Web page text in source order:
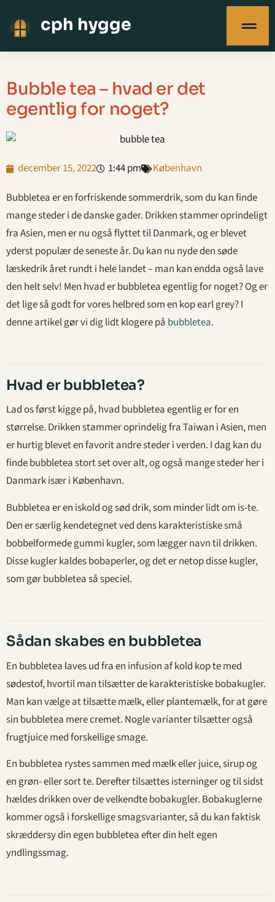
cph hygge
Bubble tea – hvad er det
egentlig for noget?
december 15, 2022 1:44 pm
København
Bubbletea er en forfriskende sommerdrik, som du kan finde
mange steder i de danske gader. Drikken stammer oprindeligt
fra Asien, men er nu også flyttet til Danmark, og er blevet
yderst populær de seneste år. Du kan nu nyde den søde
læskedrik året rundt i hele landet – man kan endda også lave
den helt selv! Men hvad er bubbletea egentlig for noget? Og er
det lige så godt for vores helbred som en kop earl grey? I
denne artikel gør vi dig lidt klogere på bubbletea.
Hvad er bubbletea?
Lad os først kigge på, hvad bubbletea egentlig er for en
størrelse. Drikken stammer oprindelig fra Taiwan i Asien, men
er hurtig blevet en favorit andre steder i verden. I dag kan du
finde bubbletea stort set over alt, og også mange steder her i
Danmark især i København.
Bubbletea er en iskold og sød drik, som minder lidt om is-te.
Den er særlig kendetegnet ved dens karakteristiske små
bobbelformede gummi kugler, som lægger navn til drikken.
Disse kugler kaldes bobaperler, og det er netop disse kugler,
som gør bubbletea så speciel.
Sådan skabes en bubbletea
En bubbletea laves ud fra en infusion af kold kop te med
sødestof, hvortil man tilsætter de karakteristiske bobakugler.
Man kan vælge at tilsætte mælk, eller plantemælk, for at gøre
sin bubbletea mere cremet. Nogle varianter tilsætter også
frugtjuice med forskellige smage.
En bubbletea rystes sammen med mælk eller juice, sirup og
en grøn- eller sort te. Derefter tilsættes isterninger og til sidst
hældes drikken over de velkendte bobakugler. Bobakuglerne
kommer også i forskellige smagsvarianter, så du kan faktisk
skræddersy din egen bubbletea efter din helt egen
yndlingssmag.